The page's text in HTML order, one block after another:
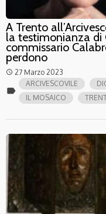
A Trento
la testimonianza di
commissario
perdono
access_time 27 Marzo 2023
label
ARCIVESCOVILE
IL MOSAICO